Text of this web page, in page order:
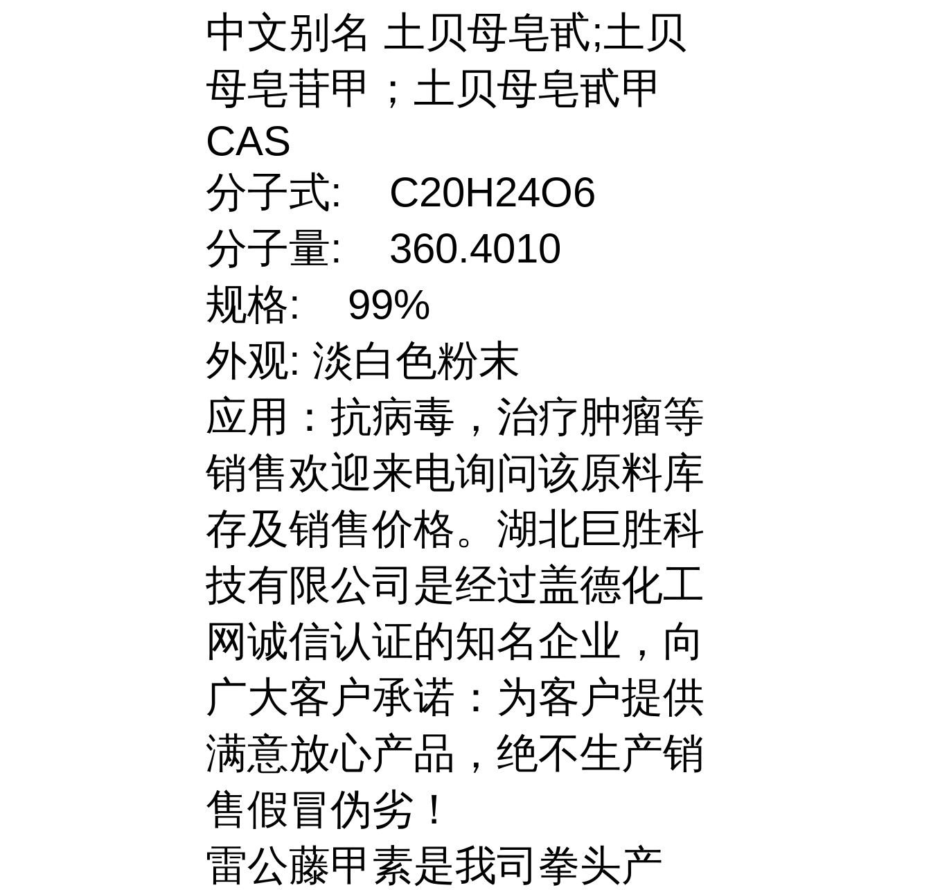
中文别名 土贝母皂甙;土贝
母皂苷甲；土贝母皂甙甲
CAS
分子式: C20H24O6
分子量: 360.4010
规格: 99%
外观: 淡白色粉末
应用：抗病毒，治疗肿瘤等
销售欢迎来电询问该原料库
存及销售价格。湖北巨胜科
技有限公司是经过盖德化工
网诚信认证的知名企业，向
广大客户承诺：为客户提供
满意放心产品，绝不生产销
售假冒伪劣！
雷公藤甲素是我司拳头产